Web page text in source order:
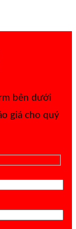
bên dưới
giá cho quý